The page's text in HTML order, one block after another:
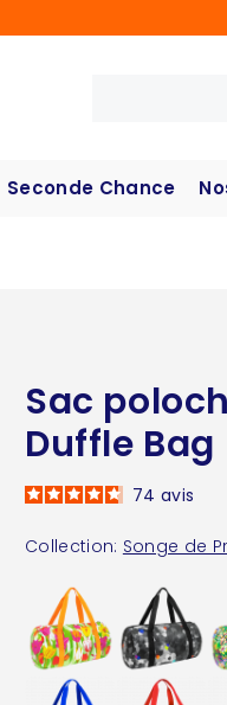
Seconde Chance
Sac
Duffle Bag
Collection: Songe de
74 avis